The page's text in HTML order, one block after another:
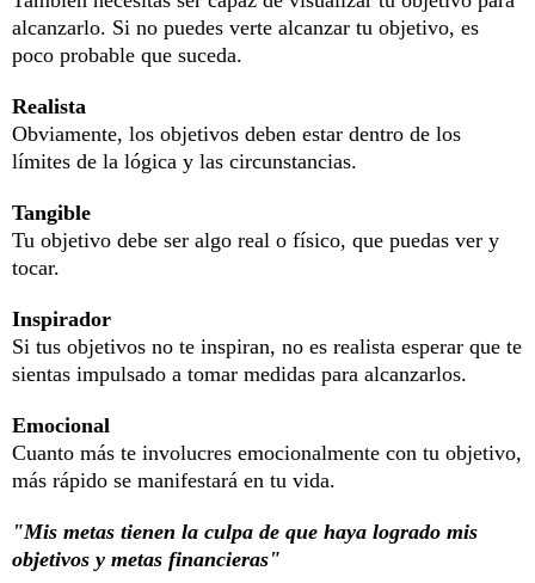
alcanzarlo. Si no puedes verte alcanzar tu objetivo, es
poco probable que suceda.
Realista
Obviamente, los objetivos deben estar dentro de los
límites de la lógica y las circunstancias.
Tangible
Tu objetivo debe ser algo real o físico, que puedas ver y
tocar.
Inspirador
Si tus objetivos no te inspiran, no es realista esperar que te
sientas impulsado a tomar medidas para alcanzarlos.
Emocional
Cuanto más te involucres emocionalmente con tu objetivo,
más rápido se manifestará en tu vida.
"Mis metas tienen la culpa de que haya logrado mis
objetivos y metas financieras"